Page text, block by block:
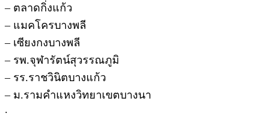
– ตลาดกิ่งแก้ว
– แมคโครบางพลี
– เซียงกงบางพลี
– รพ.จุฬารัตน์สุวรรณภูมิ
– รร.ราชวินิตบางแก้ว
– ม.รามคำแหงวิทยาเขตบางนา
.